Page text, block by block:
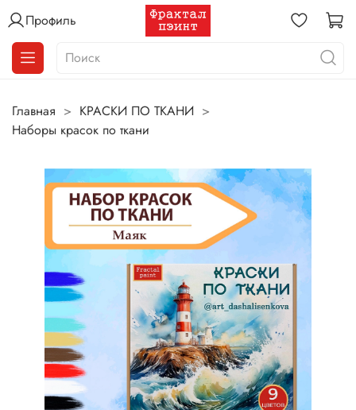
Профиль
Главная
КРАСКИ ПО ТКАНИ
Наборы красок по ткани